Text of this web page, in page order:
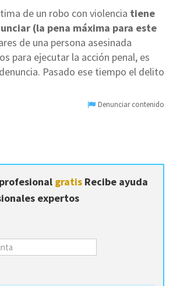
de un robo con violencia tiene
(la pena máxima para este
de una persona asesinada
para ejecutar la acción penal, es
Pasado ese tiempo el delito
Denunciar contenido
gratis Recibe ayuda
expertos